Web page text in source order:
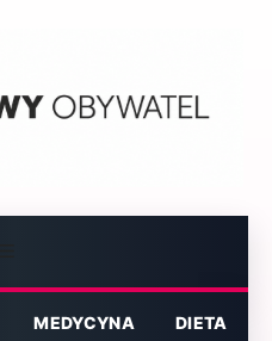
MEDYCYNA DIETA